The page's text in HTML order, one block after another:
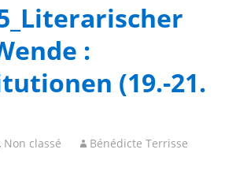
:
(19.-21.
Non classé Bénédicte Terrisse